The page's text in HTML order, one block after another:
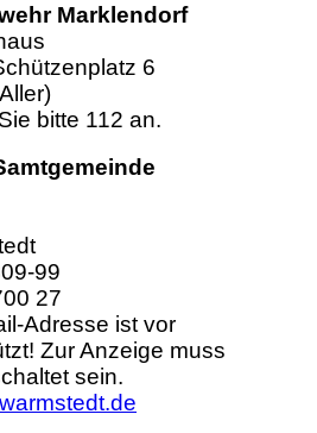
Marklendorf
6
bitte 112 an.
99
27
Adresse ist vor
Zur Anzeige muss
sein.